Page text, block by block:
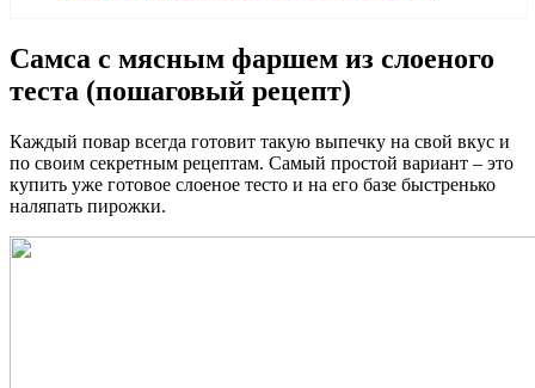
Самса с мясным фаршем из слоеного
теста (пошаговый рецепт)
Каждый повар всегда готовит такую выпечку на свой вкус и
по своим секретным рецептам. Самый простой вариант – это
купить уже готовое слоеное тесто и на его базе быстренько
наляпать пирожки.